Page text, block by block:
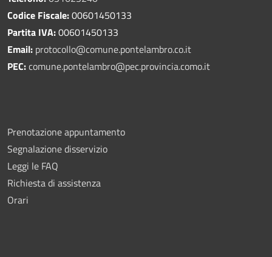
Codice Fiscale:00601450133
Partita IVA:00601450133
Email: protocollo@comune.pontelambro.co.it
PEC:comune.pontelambro@pec.provincia.como.it
Prenotazione appuntamento
Segnalazione disservizio
Leggi le FAQ
Richiesta di assistenza
Orari